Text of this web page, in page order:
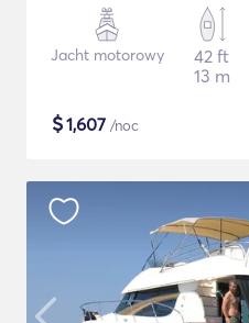
Jacht motorowy
42 ft
13 m
$1,607 /noc